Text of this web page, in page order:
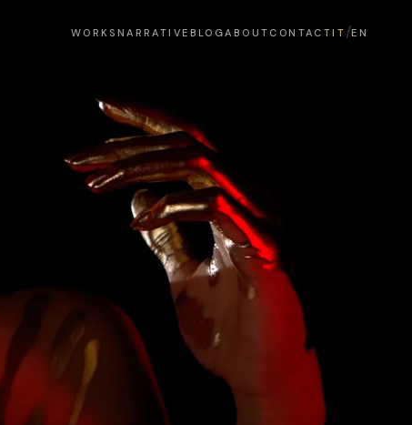
WORKS NARRATIVE BLOGABOUT CONTACTIT /EN